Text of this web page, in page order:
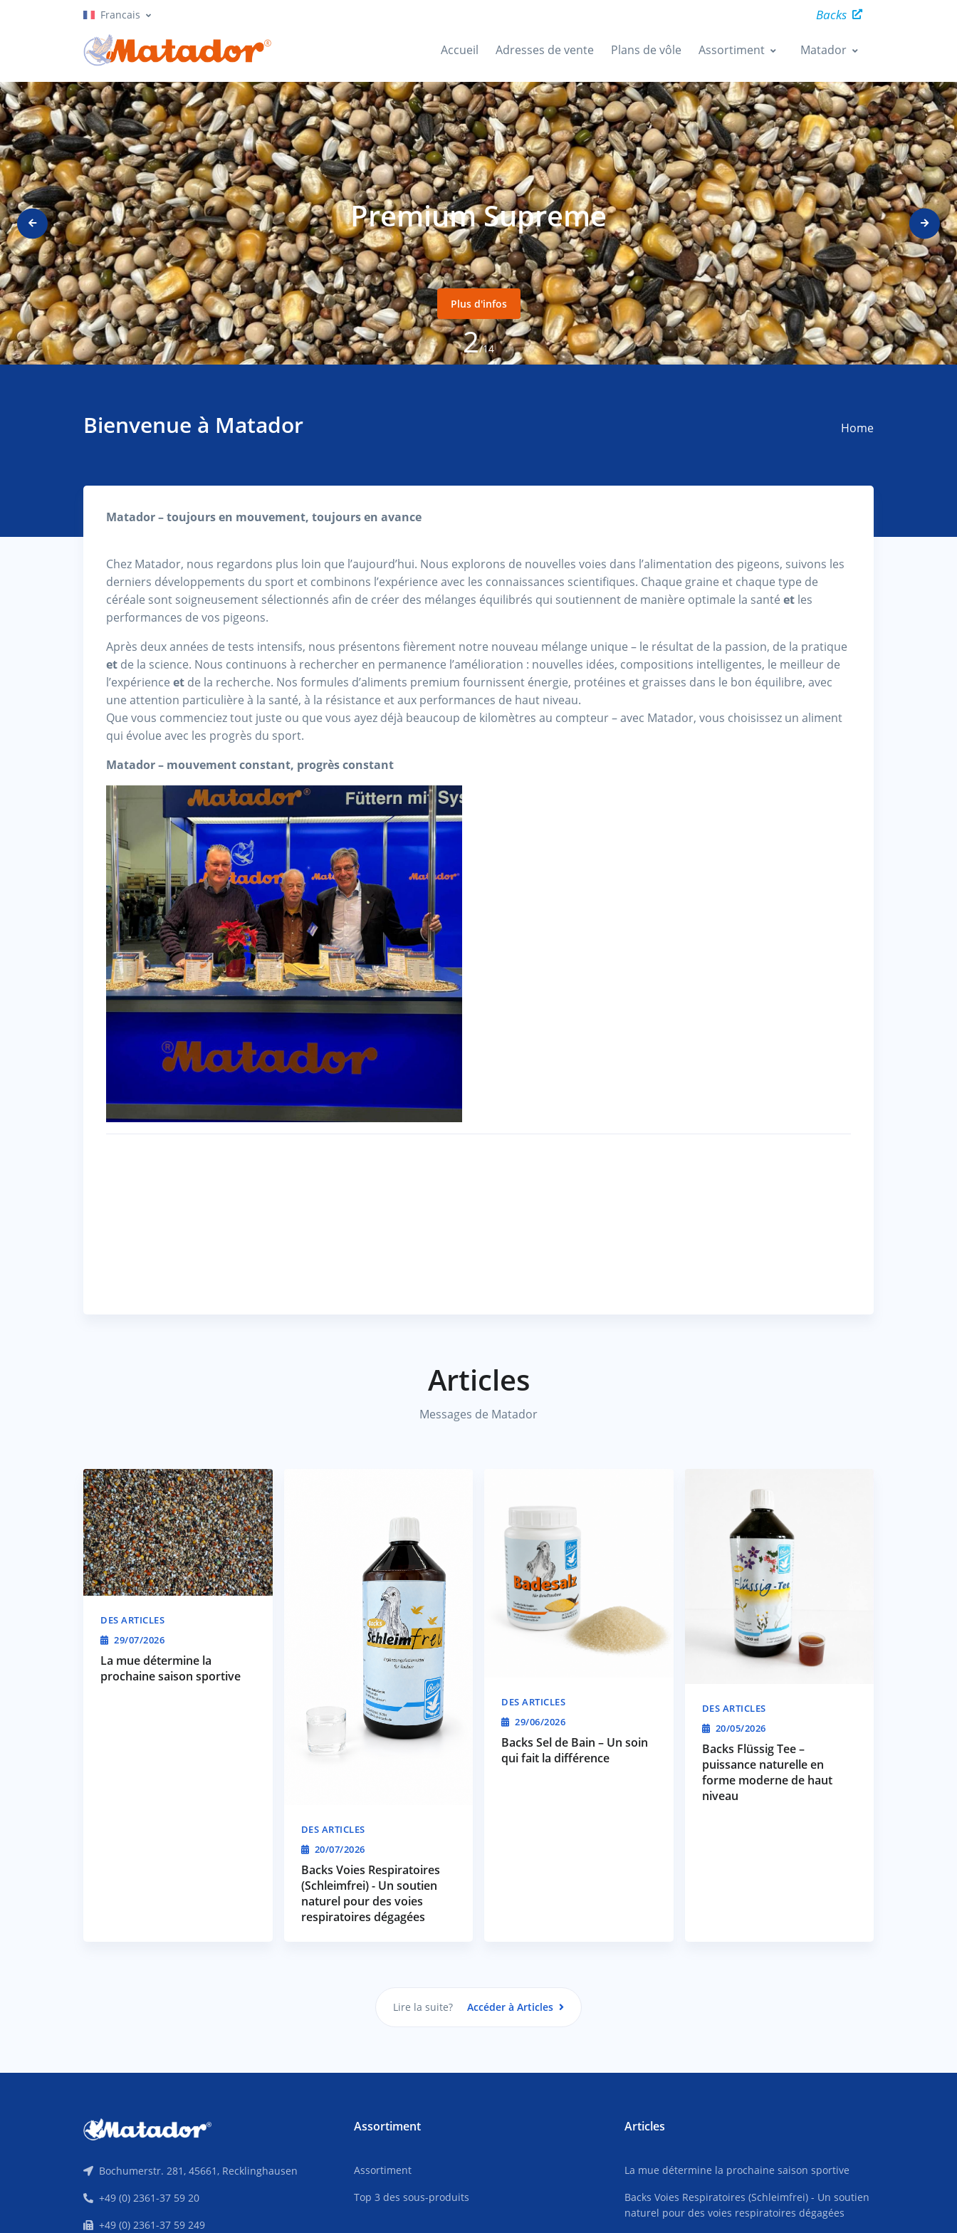
Francais Backs
Accueil Adresses de vente Plans de vôle Assortiment Matador
Premium Supreme
Plus d'infos
2/14
Bienvenue à Matador Home
Matador – toujours en mouvement, toujours en avance
Chez Matador, nous regardons plus loin que l’aujourd’hui. Nous explorons de nouvelles voies dans l’alimentation des pigeons, suivons les
derniers développements du sport et combinons l’expérience avec les connaissances scientifiques. Chaque graine et chaque type de
céréale sont soigneusement sélectionnés afin de créer des mélanges équilibrés qui soutiennent de manière optimale la santé et les
performances de vos pigeons.
Après deux années de tests intensifs, nous présentons fièrement notre nouveau mélange unique – le résultat de la passion, de la pratique
et de la science. Nous continuons à rechercher en permanence l’amélioration : nouvelles idées, compositions intelligentes, le meilleur de
l’expérience et de la recherche. Nos formules d’aliments premium fournissent énergie, protéines et graisses dans le bon équilibre, avec
une attention particulière à la santé, à la résistance et aux performances de haut niveau.
Que vous commenciez tout juste ou que vous ayez déjà beaucoup de kilomètres au compteur – avec Matador, vous choisissez un aliment
qui évolue avec les progrès du sport.
Matador – mouvement constant, progrès constant
Articles
Messages de Matador
DES ARTICLES
29/07/2026
La mue détermine la
prochaine saison sportive
DES ARTICLES
20/07/2026
Backs Voies Respiratoires
(Schleimfrei) - Un soutien
naturel pour des voies
respiratoires dégagées
DES ARTICLES
29/06/2026
Backs Sel de Bain – Un soin
qui fait la différence
DES ARTICLES
20/05/2026
Backs Flüssig Tee –
puissance naturelle en
forme moderne de haut
niveau
Lire la suite? Accéder à Articles
Bochumerstr. 281, 45661, Recklinghausen
+49 (0) 2361-37 59 20
+49 (0) 2361-37 59 249
Assortiment
Assortiment
Top 3 des sous-produits
Articles
La mue détermine la prochaine saison sportive
Backs Voies Respiratoires (Schleimfrei) - Un soutien
naturel pour des voies respiratoires dégagées